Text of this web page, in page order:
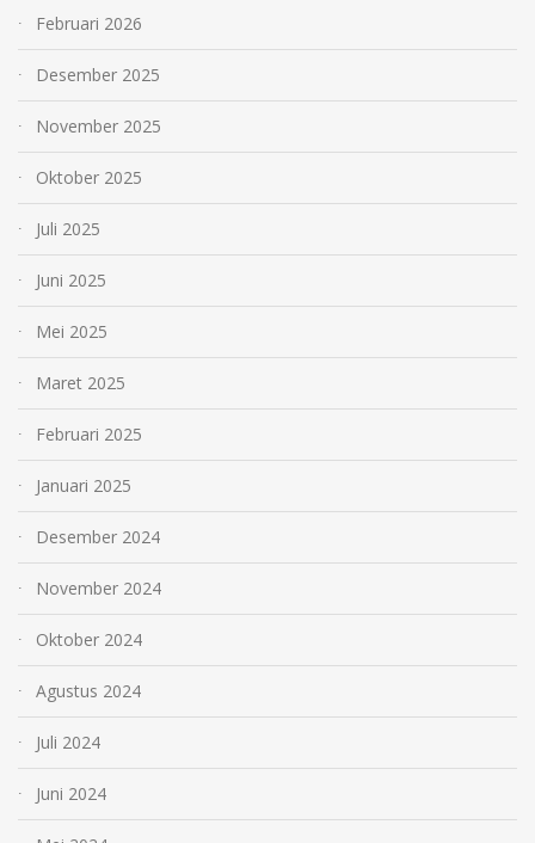
Februari 2026
Desember 2025
November 2025
Oktober 2025
Juli 2025
Juni 2025
Mei 2025
Maret 2025
Februari 2025
Januari 2025
Desember 2024
November 2024
Oktober 2024
Agustus 2024
Juli 2024
Juni 2024